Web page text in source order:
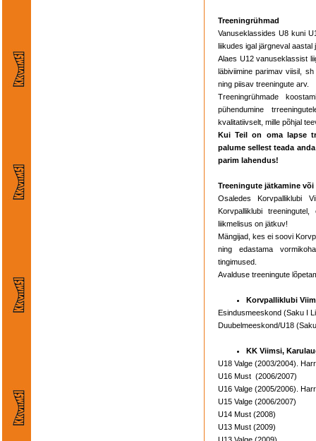
Treeningrühmad
Vanuseklassides U8 kuni
liikudes igal järgneval
Alaes U12 vanuseklassist
läbiviimine parimav viisil,
ning piisav treeningute arv.
Treeningrühmade
pühendumine
kvalitatiivselt, mille põhjal
Kui Teil on oma lapse
palume sellest teada
parim lahendus!
Treeningute jätkamine
Osaledes Korvpalliklubi
Korvpalliklubi
liikmelisus on jätkuv!
Mängijad, kes ei soovi
ning edastama
tingimused.
Avalduse treeningute
Korvpalliklubi
Esindusmeeskond (Saku I
Duubelmeeskond/U18
KK Viimsi,
U18 Valge (2003/2004).
U16 Must (2006/2007)
U16 Valge (2005/2006).
U15 Valge (2006/2007)
U14 Must (2008)
U13 Must (2009)